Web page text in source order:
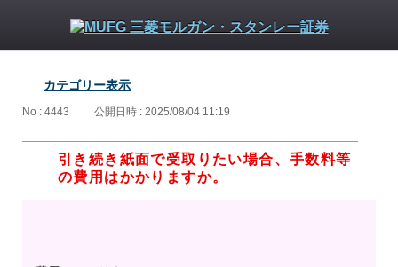
カテゴリー表示
No : 4443 公開日時 : 2025/08/04 11:19
引き続き紙面で受取りたい場合、手数料等
の費用はかかりますか。